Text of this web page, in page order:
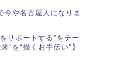
今や名古屋人になりま
サポートする”をテー
”を“描くお手伝い”】